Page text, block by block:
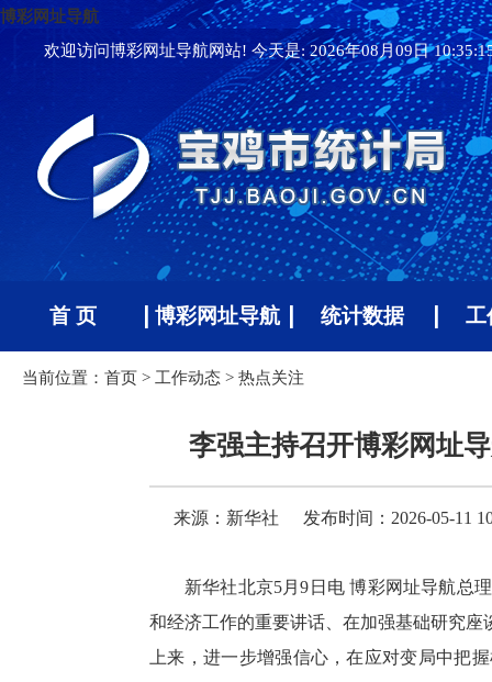
博彩网址导航
欢迎访问博彩网址导航网站! 今天是:2026年08月09日
首 页 博彩网址导航 统计数据 工
当前位置： 首页 > 工作动态 > 热点关注
李强主持召开博彩网址
来源：新华社 发布时间：2026-05-11
新华社北京5月9日电 博彩网址导航总
和经济工作的重要讲话、在加强基础研究
上来，进一步增强信心，在应对变局中把